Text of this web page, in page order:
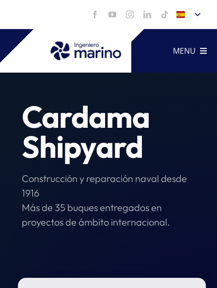
contenido
MENU
Cardama
Shipyard
Construcción y reparación naval desde
1916
Más de 35 buques entregados en
proyectos de ámbito internacional.